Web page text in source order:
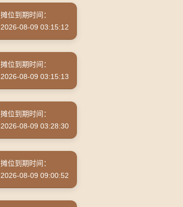
摊位到期时间：
2026-08-09 03:15:12
摊位到期时间：
2026-08-09 03:15:13
摊位到期时间：
2026-08-09 03:28:30
摊位到期时间：
2026-08-09 09:00:52